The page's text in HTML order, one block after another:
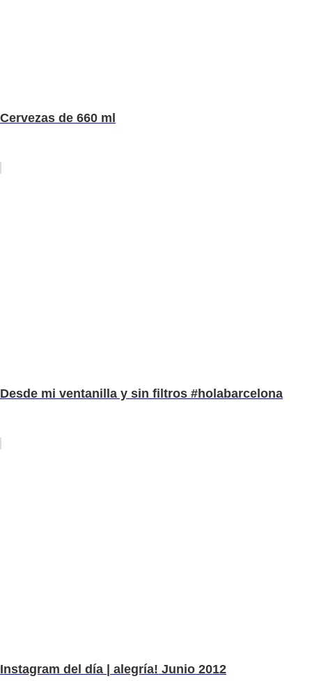
Cervezas de 660 ml
Desde mi ventanilla y sin filtros #holabarcelona
Instagram del día | alegría! Junio 2012